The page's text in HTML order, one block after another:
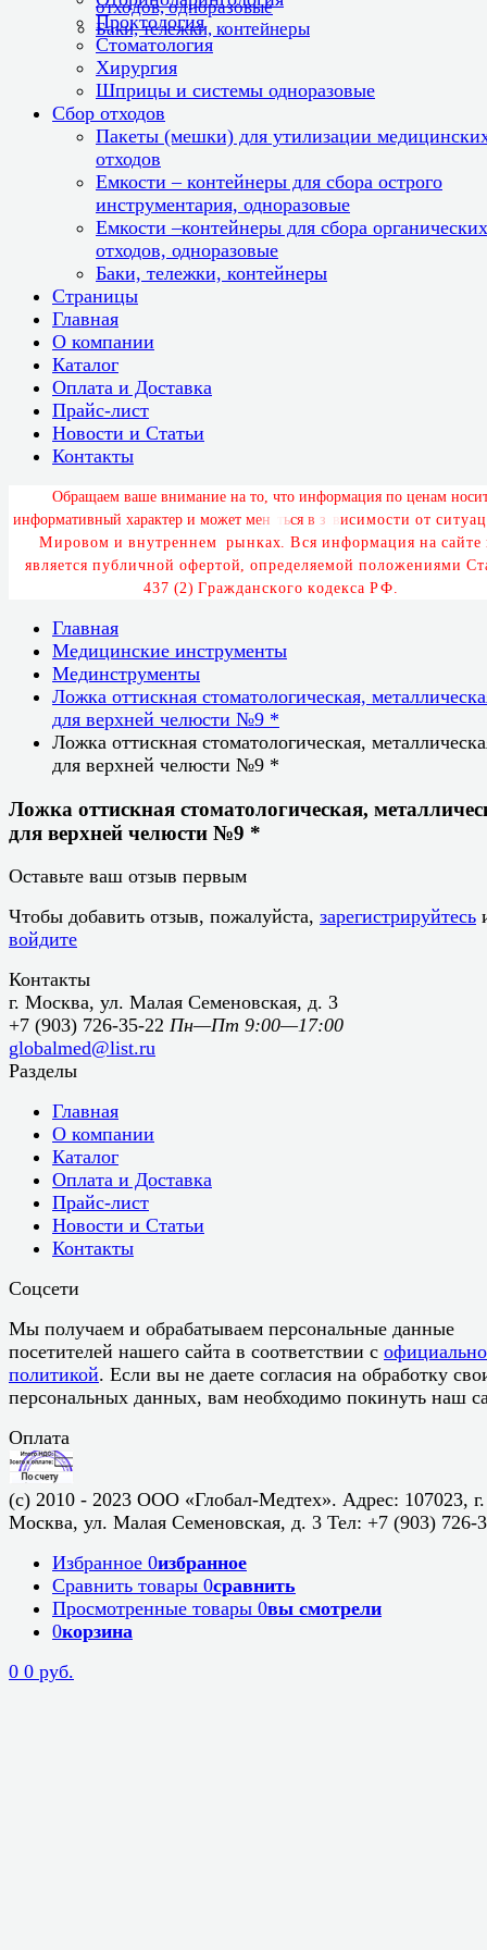
отходов, одноразовые
Баки, тележки, контейнеры
Проктология
Стоматология
Хирургия
Шприцы и системы одноразовые
Сбор отходов
Пакеты (мешки) для утилизации
отходов
Емкости – контейнеры для сбора острого
инструментария, одноразовые
Емкости –контейнеры для сбора органических
отходов, одноразовые
Баки, тележки, контейнеры
Страницы
Главная
О компании
Каталог
Оплата и Доставка
Прайс-лист
Новости и Статьи
Контакты
Обращаем ваше внимание на то, что информация по ценам носи
информативный характер и может мен ться в з ависимости от си туац
Мировом и внутреннем рынках. Вся информация на сайте
является публичной офертой, определяемой положениями Ст
437 (2) Гражданского кодекса РФ.
Главная
Медицинские инструменты
Мединструменты
Ложка оттискная стоматологическая,
для верхней челюсти №9 *
Ложка оттискная стоматологическая,
для верхней челюсти №9 *
Ложка оттискная стоматологическая,
для верхней челюсти №9 *
Оставьте ваш отзыв первым
Чтобы добавить отзыв, пожалуйста, зарегистрируйтесь
войдите
Контакты
г. Москва, ул. Малая Семеновская, д. 3
+7 (903) 726-35-22 Пн—Пт 9:00—17:00
globalmed@list.ru
Разделы
Главная
О компании
Каталог
Оплата и Доставка
Прайс-лист
Новости и Статьи
Контакты
Соцсети
Мы получаем и обрабатываем персональные данные
посетителей нашего сайта в соответствии с
политикой. Если вы не даете согласия на обработку
персональных данных, вам необходимо покинуть наш
Оплата
(c) 2010 - 2023 ООО «Глобал-Медтех». Адрес: 107023, г.
Москва, ул. Малая Семеновская, д. 3 Тел: +7 (903) 726-
Избранное 0избранное
Сравнить товары 0сравнить
Просмотренные товары 0вы смотрели
0корзина
0 0 руб.